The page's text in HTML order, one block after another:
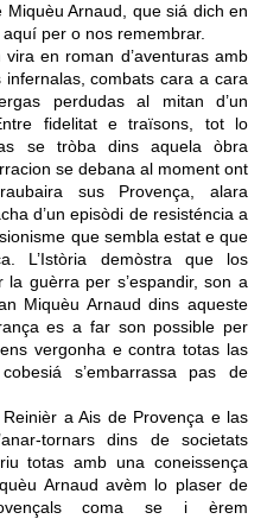
Arnaud, que siá dich en
per o nos remembrar.
roman d’aventuras amb
combats cara a cara
perdudas al mitan d’un
fidelitat e traïsons, tot lo
se tròba dins aquela òbra
se debana al moment ont
sus Provença, alara
d’un episòdi de resisténcia a
que sembla estat e que
L’Istòria demòstra que los
guèrra per s’espandir, son a
Miquèu Arnaud dins aqueste
es a far son possible per
vergonha e contra totas las
s’embarrassa pas de
a Ais de Provença e las
tornars dins de societats
totas amb una coneissença
Arnaud avèm lo plaser de
coma se i èrem